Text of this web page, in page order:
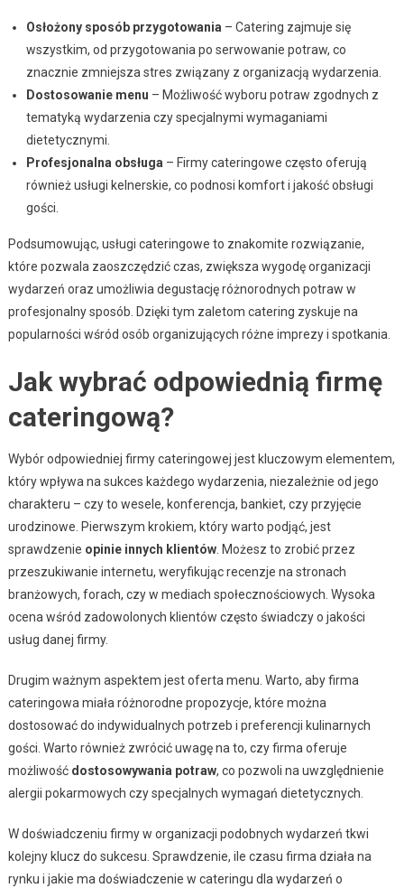
Osłożony sposób przygotowania– Catering zajmuje się
wszystkim, od przygotowania po serwowanie potraw, co
znacznie zmniejsza stres związany z organizacją wydarzenia.
Dostosowanie menu – Możliwość wyboru potraw zgodnych z
tematyką wydarzenia czy specjalnymi wymaganiami
dietetycznymi.
Profesjonalna obsługa– Firmy cateringowe często oferują
również usługi kelnerskie, co podnosi komfort i jakość obsługi
gości.
Podsumowując, usługi cateringowe to znakomite rozwiązanie,
które pozwala zaoszczędzić czas, zwiększa wygodę organizacji
wydarzeń oraz umożliwia degustację różnorodnych potraw w
profesjonalny sposób. Dzięki tym zaletom catering zyskuje na
popularności wśród osób organizujących różne imprezy i spotkania.
Jak wybrać odpowiednią firmę
cateringową?
Wybór odpowiedniej firmy cateringowej jest kluczowym elementem,
który wpływa na sukces każdego wydarzenia, niezależnie od jego
charakteru – czy to wesele, konferencja, bankiet, czy przyjęcie
urodzinowe. Pierwszym krokiem, który warto podjąć, jest
sprawdzenie opinie innych klientów. Możesz to zrobić przez
przeszukiwanie internetu, weryfikując recenzje na stronach
branżowych, forach, czy w mediach społecznościowych. Wysoka
ocena wśród zadowolonych klientów często świadczy o jakości
usług danej firmy.
Drugim ważnym aspektem jest oferta menu. Warto, aby firma
cateringowa miała różnorodne propozycje, które można
dostosować do indywidualnych potrzeb i preferencji kulinarnych
gości. Warto również zwrócić uwagę na to, czy firma oferuje
możliwość dostosowywania potraw, co pozwoli na uwzględnienie
alergii pokarmowych czy specjalnych wymagań dietetycznych.
W doświadczeniu firmy w organizacji podobnych wydarzeń tkwi
kolejny klucz do sukcesu. Sprawdzenie, ile czasu firma działa na
rynku i jakie ma doświadczenie w cateringu dla wydarzeń o